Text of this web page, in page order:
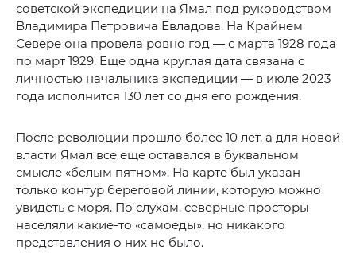
советской экспедиции на Ямал под руководством
Владимира Петровича Евладова. На Крайнем
Севере она провела ровно год — с марта 1928 года
по март 1929. Еще одна круглая дата связана с
личностью начальника экспедиции — в июле 2023
года исполнится 130 лет со дня его рождения.
После революции прошло более 10 лет, а для новой
власти Ямал все еще оставался в буквальном
смысле «белым пятном». На карте был указан
только контур береговой линии, которую можно
увидеть с моря. По слухам, северные просторы
населяли какие-то «самоеды», но никакого
представления о них не было.